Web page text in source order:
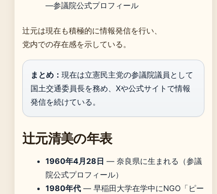
—参議院公式プロフィール
辻元は現在も積極的に情報発信を行い、
党内での存在感を示している。
まとめ： 現在は立憲民主党の参議院議員として
国土交通委員長を務め、Xや公式サイトで情報
発信を続けている。
辻元清美の年表
1960年4月28日 — 奈良県に生まれる（参議
院公式プロフィール）
1980年代 — 早稲田大学在学中にNGO「ピー